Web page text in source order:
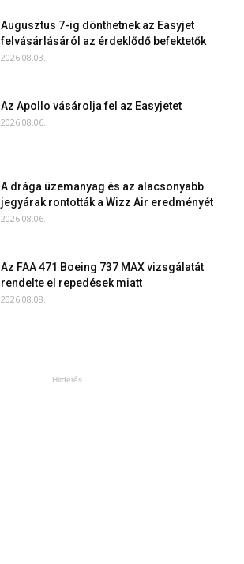
Augusztus 7-ig dönthetnek az Easyjet
felvásárlásáról az érdeklődő befektetők
2026.08.03.
Az Apollo vásárolja fel az Easyjetet
2026.08.06.
A drága üzemanyag és az alacsonyabb
jegyárak rontották a Wizz Air eredményét
2026.08.06.
Az FAA 471 Boeing 737 MAX vizsgálatát
rendelte el repedések miatt
2026.08.08.
Hirdetés